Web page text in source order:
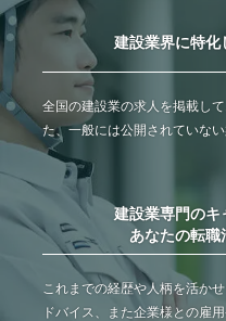
建設業界に特化
全国の建設業の求人を掲載し
た、一般には公開されていな
建設業専門のキ
あなたの転職
これまでの経歴や人柄を活か
ドバイス、また企業様との雇